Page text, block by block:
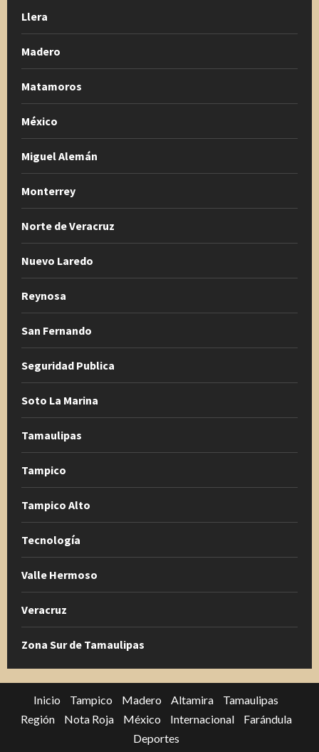
Llera
Madero
Matamoros
México
Miguel Alemán
Monterrey
Norte de Veracruz
Nuevo Laredo
Reynosa
San Fernando
Seguridad Publica
Soto La Marina
Tamaulipas
Tampico
Tampico Alto
Tecnología
Valle Hermoso
Veracruz
Zona Sur de Tamaulipas
Inicio Tampico Madero Altamira
Tamaulipas
Región
Nota Roja México Internacional
Farándula
Deportes